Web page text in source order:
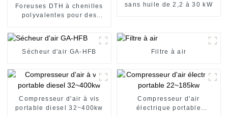
Foreuses DTH à chenilles
polyvalentes pour des
sans huile de 2,2 à 30 kW
Sécheur d'air GA-HFB Filtre à air
Compresseur d'air à vis
portable diesel 32~400kw
Compresseur d'air
électrique portable